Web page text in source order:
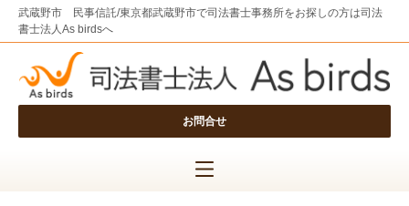
武蔵野市 民事信託/東京都武蔵野市で司法書士事務所をお探しの方は司法
書士法人As birdsへ
お問合せ